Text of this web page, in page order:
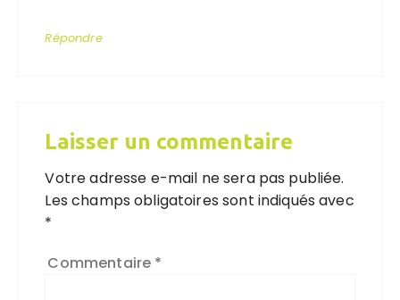
Répondre
Laisser un commentaire
Votre adresse e-mail ne sera pas publiée.
Les champs obligatoires sont indiqués avec
*
Commentaire *